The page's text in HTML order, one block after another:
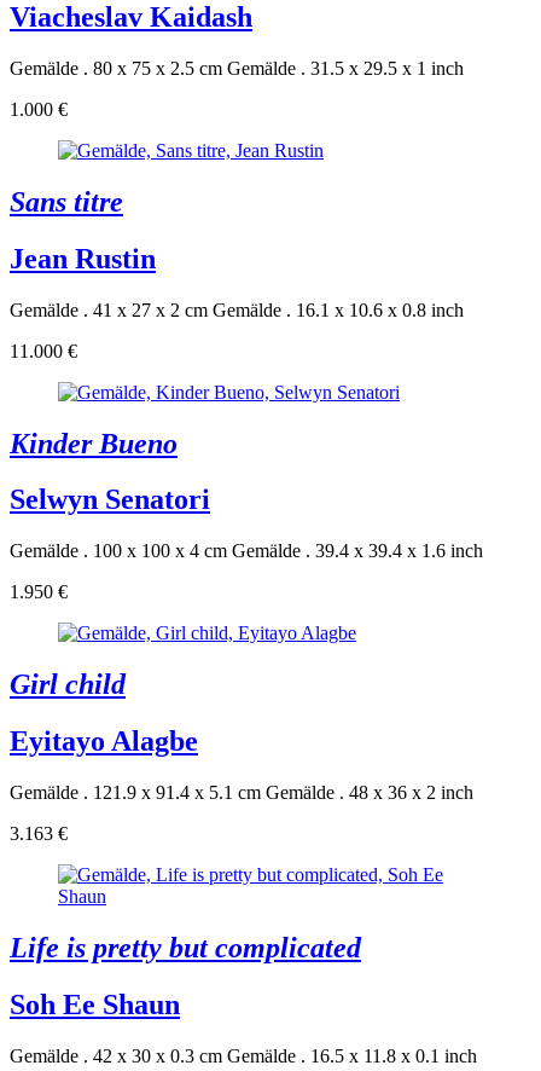
Viacheslav Kaidash
Gemälde . 80 x 75 x 2.5 cm Gemälde . 31.5 x 29.5 x 1 inch
1.000 €
Sans titre
Jean Rustin
Gemälde . 41 x 27 x 2 cm Gemälde . 16.1 x 10.6 x 0.8 inch
11.000 €
Kinder Bueno
Selwyn Senatori
Gemälde . 100 x 100 x 4 cm Gemälde . 39.4 x 39.4 x 1.6 inch
1.950 €
Girl child
Eyitayo Alagbe
Gemälde . 121.9 x 91.4 x 5.1 cm Gemälde . 48 x 36 x 2 inch
3.163 €
Life is pretty but complicated
Soh Ee Shaun
Gemälde . 42 x 30 x 0.3 cm Gemälde . 16.5 x 11.8 x 0.1 inch